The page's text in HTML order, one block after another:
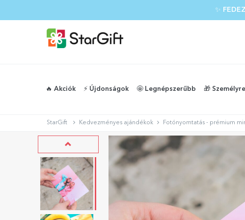
✨
🔥 Akciók ⚡️ Újdonságok 🤩 Legnépszerűbb 🎁
StarGift Kedvezményes ajándékok Fotónyomtatás - prémium